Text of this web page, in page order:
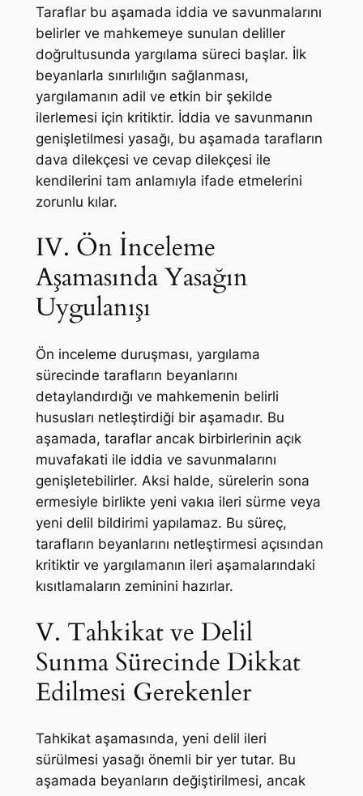
Taraflar bu aşamada iddia ve savunmalarını
belirler ve mahkemeye sunulan deliller
doğrultusunda yargılama süreci başlar. İlk
beyanlarla sınırlılığın sağlanması,
yargılamanın adil ve etkin bir şekilde
ilerlemesi için kritiktir. İddia ve savunmanın
genişletilmesi yasağı, bu aşamada tarafların
dava dilekçesi ve cevap dilekçesi ile
kendilerini tam anlamıyla ifade etmelerini
zorunlu kılar.
IV. Ön İnceleme
Aşamasında Yasağın
Uygulanışı
Ön inceleme duruşması, yargılama
sürecinde tarafların beyanlarını
detaylandırdığı ve mahkemenin belirli
hususları netleştirdiği bir aşamadır. Bu
aşamada, taraflar ancak birbirlerinin açık
muvafakati ile iddia ve savunmalarını
genişletebilirler. Aksi halde, sürelerin sona
ermesiyle birlikte yeni vakıa ileri sürme veya
yeni delil bildirimi yapılamaz. Bu süreç,
tarafların beyanlarını netleştirmesi açısından
kritiktir ve yargılamanın ileri aşamalarındaki
kısıtlamaların zeminini hazırlar.
V. Tahkikat ve Delil
Sunma Sürecinde Dikkat
Edilmesi Gerekenler
Tahkikat aşamasında, yeni delil ileri
sürülmesi yasağı önemli bir yer tutar. Bu
aşamada beyanların değiştirilmesi, ancak